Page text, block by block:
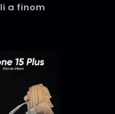
a finom